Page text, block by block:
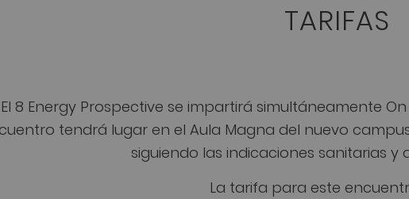
TARIFAS
El 8 Energy Prospective se impartirá simultáneamente
tendrá lugar en el Aula Magna del nuevo
siguiendo las indicaciones sanitarias y
La tarifa para este